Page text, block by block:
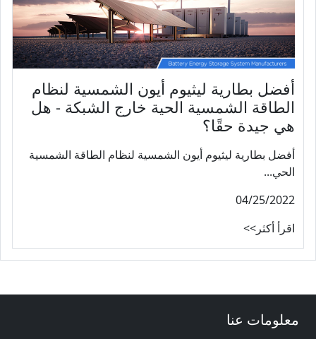
أفضل بطارية ليثيوم أيون الشمسية لنظام
الطاقة الشمسية الحية خارج الشبكة - هل
هي جيدة حقًا؟
أفضل بطارية ليثيوم أيون الشمسية لنظام الطاقة الشمسية
الحي...
04/25/2022
اقرأ أكثر>>
معلومات عنا